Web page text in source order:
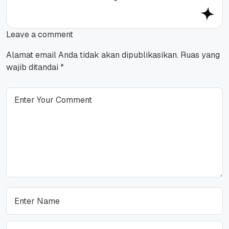
Leave a comment
Alamat email Anda tidak akan dipublikasikan. Ruas yang
wajib ditandai *